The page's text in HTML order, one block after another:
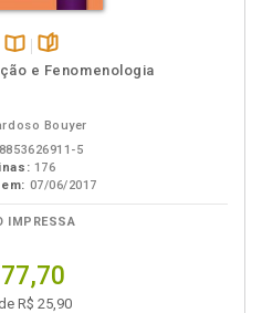
Disponível
páginas
e Fenomenologia
Bouyer
5
176
07/06/2017
IMPRESSA
R$ 25,90